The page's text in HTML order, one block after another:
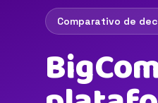
Comparativo de